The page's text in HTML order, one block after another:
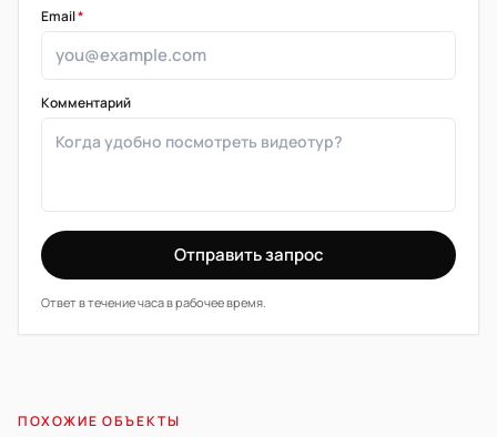
Email*
Комментарий
Отправить запрос
Ответ в течение часа в рабочее время.
ПОХОЖИЕ ОБЪЕКТЫ